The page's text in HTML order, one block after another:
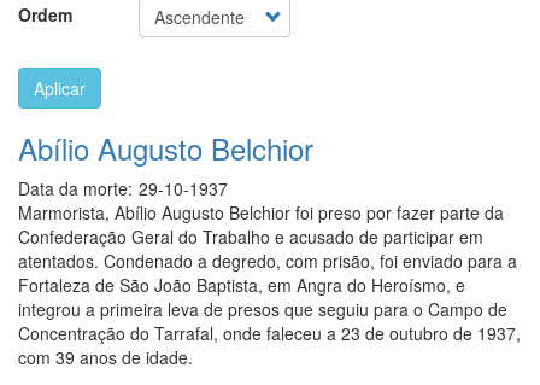
Ordem
Aplicar
Abílio Augusto Belchior
Data da morte: 29-10-1937
Marmorista, Abílio Augusto Belchior foi preso por fazer parte da
Confederação Geral do Trabalho e acusado de participar em
atentados. Condenado a degredo, com prisão, foi enviado para a
Fortaleza de São João Baptista, em Angra do Heroísmo, e
integrou a primeira leva de presos que seguiu para o Campo de
Concentração do Tarrafal, onde faleceu a 23 de outubro de 1937,
com 39 anos de idade.